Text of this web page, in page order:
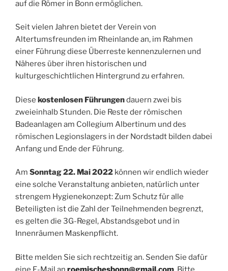
auf die Römer in Bonn ermöglichen.
Seit vielen Jahren bietet der Verein von
Altertumsfreunden im Rheinlande an, im Rahmen
einer Führung diese Überreste kennenzulernen und
Näheres über ihren historischen und
kulturgeschichtlichen Hintergrund zu erfahren.
Diese kostenlosen Führungendauern zwei bis
zweieinhalb Stunden. Die Reste der römischen
Badeanlagen am Collegium Albertinum und des
römischen Legionslagers in der Nordstadt bilden dabei
Anfang und Ende der Führung.
Am Sonntag 22. Mai 2022 können wir endlich wieder
eine solche Veranstaltung anbieten, natürlich unter
strengem Hygienekonzept: Zum Schutz für alle
Beteiligten ist die Zahl der Teilnehmenden begrenzt,
es gelten die 3G-Regel, Abstandsgebot und in
Innenräumen Maskenpflicht.
Bitte melden Sie sich rechtzeitig an. Senden Sie dafür